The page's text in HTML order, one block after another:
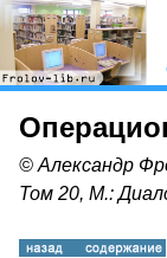
© Александр
Том 20, М.: